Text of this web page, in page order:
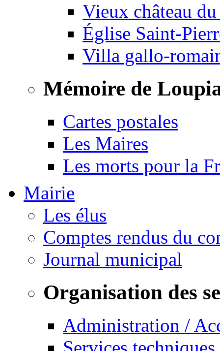
Vieux château
Église Saint-
Villa gallo-
Mémoire de
Cartes postales
Les Maires
Les morts pour la
Mairie
Les élus
Comptes rendus du
Journal municipal
Organisation des
Administration /